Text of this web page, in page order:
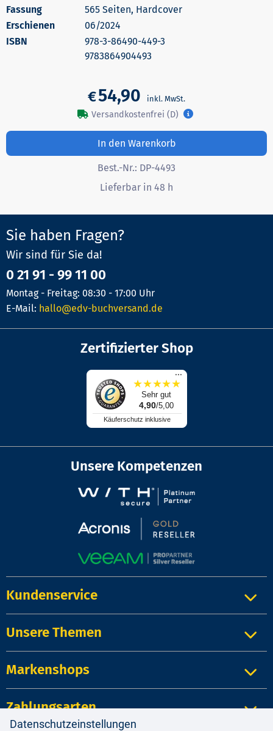
565 Seiten, Hardcover
Erschienen
06/2024
978-3-86490-449-3
9783864904493
€54,90
Versandkostenfrei (D)
In den Warenkorb
Best.-Nr.: DP-4493
Lieferbar in 48 h
Sie haben Fragen?
Wir sind für Sie da!
0 21 91 - 99 11 00
Montag - Freitag: 08:30 - 17:00 Uhr
E-Mail: hallo@edv-buchversand.de
Zertifizierter Shop
...
★★★★★
Sehr gut
4,90/5,00
Käuferschutz inklusive
Unsere Kompetenzen
Kundenservice
Unsere Themen
Markenshops
Zahlungsarten
Datenschutzeinstellungen